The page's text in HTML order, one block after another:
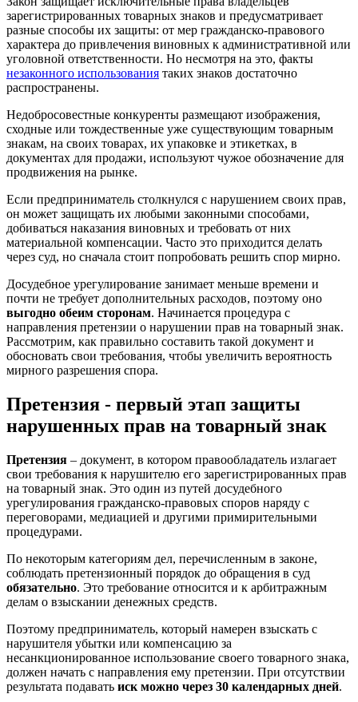
зарегистрированных товарных знаков и предусматривает
разные способы их защиты: от мер гражданско-правового
характера до привлечения виновных к административной или
уголовной ответственности. Но несмотря на это, факты
незаконного использования таких знаков достаточно
распространены.
Недобросовестные конкуренты размещают изображения,
сходные или тождественные уже существующим товарным
знакам, на своих товарах, их упаковке и этикетках, в
документах для продажи, используют чужое обозначение для
продвижения на рынке.
Если предприниматель столкнулся с нарушением своих прав,
он может защищать их любыми законными способами,
добиваться наказания виновных и требовать от них
материальной компенсации. Часто это приходится делать
через суд, но сначала стоит попробовать решить спор мирно.
Досудебное урегулирование занимает меньше времени и
почти не требует дополнительных расходов, поэтому оно
выгодно обеим сторонам. Начинается процедура с
направления претензии о нарушении прав на товарный знак.
Рассмотрим, как правильно составить такой документ и
обосновать свои требования, чтобы увеличить вероятность
мирного разрешения спора.
Претензия - первый этап защиты
нарушенных прав на товарный знак
Претензия – документ, в котором правообладатель излагает
свои требования к нарушителю его зарегистрированных прав
на товарный знак. Это один из путей досудебного
урегулирования гражданско-правовых споров наряду с
переговорами, медиацией и другими примирительными
процедурами.
По некоторым категориям дел, перечисленным в законе,
соблюдать претензионный порядок до обращения в суд
обязательно. Это требование относится и к арбитражным
делам о взыскании денежных средств.
Поэтому предприниматель, который намерен взыскать с
нарушителя убытки или компенсацию за
несанкционированное использование своего товарного знака,
должен начать с направления ему претензии. При отсутствии
результата подавать иск можно через 30 календарных дней.